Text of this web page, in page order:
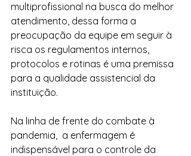
multiprofissional na busca do melhor
atendimento, dessa forma a
preocupação da equipe em seguir à
risca os regulamentos internos,
protocolos e rotinas é uma premissa
para a qualidade assistencial da
instituição.
Na linha de frente do combate à
pandemia,  a enfermagem é
indispensável para o controle da